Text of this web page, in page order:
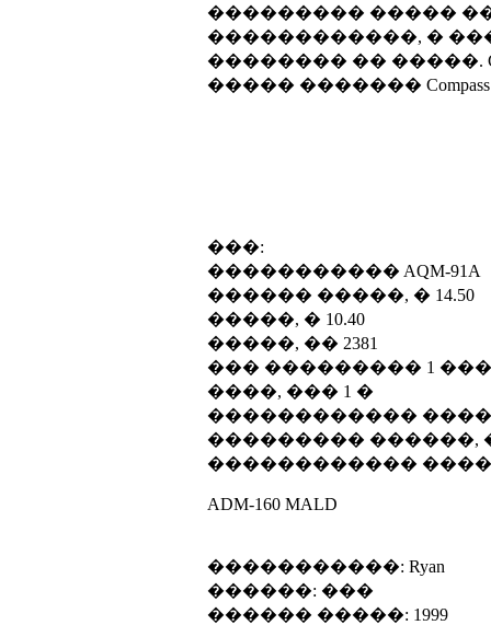
��������� ����� ��
������������, �
�������� �� �����.
����� �������
���:
����������� AQM-91A
������ �����, � 14.50
�����, � 10.40
�����, �� 2381
��� ��������� 1 ���
����, ��� 1 �
������������
��������� ������,
������������
ADM-160 MALD
�����������: Ryan
������: ���
������ �����: 1999